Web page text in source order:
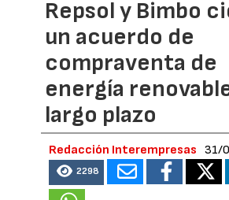
Repsol y Bimbo
un acuerdo de
compraventa de
energía
largo plazo
Redacción Interempresas 31/
2298